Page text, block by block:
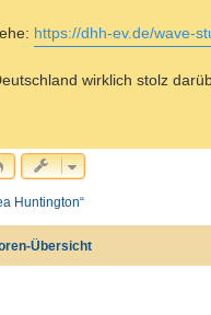
https://dhh-ev.de/wave-
wirklich stolz
Huntington“
Übersicht